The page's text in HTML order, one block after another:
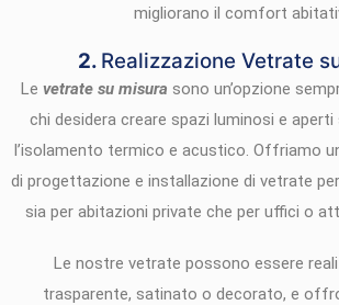
migliorano il comfort
2. Realizzazione Vetrate
Le vetrate su misura sono un’opzione
chi desidera creare spazi luminosi e
l’isolamento termico e acustico. Offriamo
di progettazione e installazione di vetrate
sia per abitazioni private che per uffici o
Le nostre vetrate possono essere
trasparente, satinato o decorato, e